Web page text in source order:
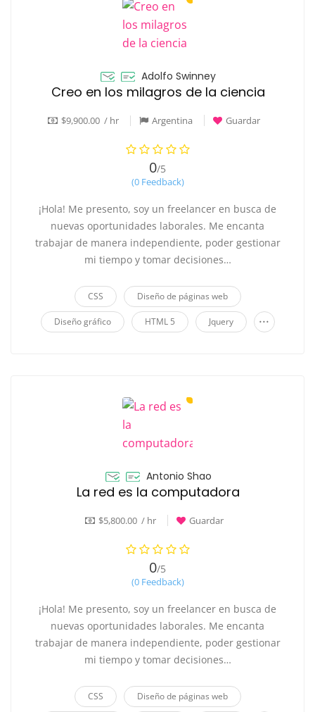
Adolfo Swinney
Creo en los milagros de la ciencia
$9,900.00 / hr Argentina Guardar
0/5
(0 Feedback)
¡Hola! Me presento, soy un freelancer en busca de
nuevas oportunidades laborales. Me encanta
trabajar de manera independiente, poder gestionar
mi tiempo y tomar decisiones…
CSS Diseño de páginas web
Diseño gráfico HTML 5 Jquery ...
Antonio Shao
La red es la computadora
$5,800.00 / hr Guardar
0/5
(0 Feedback)
¡Hola! Me presento, soy un freelancer en busca de
nuevas oportunidades laborales. Me encanta
trabajar de manera independiente, poder gestionar
mi tiempo y tomar decisiones…
CSS Diseño de páginas web